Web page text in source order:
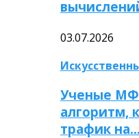
03.07.2026
Ученые
алгоритм,
трафик на…